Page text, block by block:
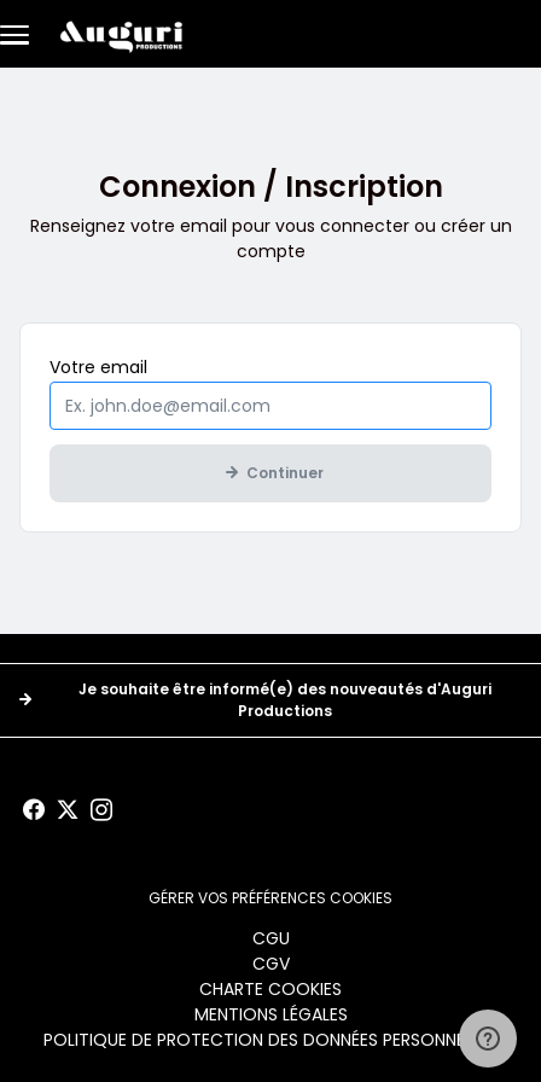
Connexion / Inscription
Renseignez votre email pour vous connecter ou créer un
compte
Votre email
Continuer
Je souhaite être informé(e) des nouveautés d'Auguri
Productions
GÉRER VOS PRÉFÉRENCES COOKIES
CGU
CGV
CHARTE COOKIES
MENTIONS LÉGALES
POLITIQUE DE PROTECTION DES DONNÉES PERSONNELLES